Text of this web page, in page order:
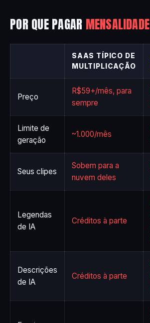
POR QUE PAGAR MENSALIDADE
SAAS TÍPICO DE
MULTIPLICAÇÃO
Preço
R$59+/mês, para
sempre
Limite de
geração
~1.000/mês
Seus clipes
Sobem para a
nuvem deles
Legendas
de IA
Créditos à parte
Descrições
de IA
Créditos à parte